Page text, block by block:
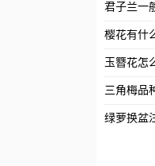
君子兰一
玉簪花怎
三角梅品
绿萝换盆